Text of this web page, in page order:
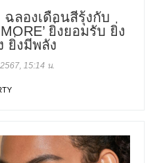
ลองเดือนสีรุ้งกับ
ยิ่งยอมรับ ยิ่ง
ยิ่งมีพลัง
15:14 น.